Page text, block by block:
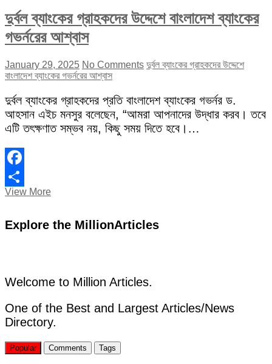
দুর্বল ব্যাংকের গ্রাহকদের উদ্দেশে বাংলাদেশ ব্যাংকের
গভর্নরের আশ্বাস
January 29, 2025 No Comments দুর্বল ব্যাংকের গ্রাহকদের উদ্দেশে
বাংলাদেশ ব্যাংকের গভর্নরের আশ্বাস
দুর্বল ব্যাংকের গ্রাহকদের প্রতি বাংলাদেশ ব্যাংকের গভর্নর ড.
আহসান এইচ মনসুর বলেছেন, “আমরা আপনাদের উদ্ধার করব। তবে
এটি তৎক্ষণাত সম্ভব নয়, কিছু সময় দিতে হবে।…
Facebook
Share
View Moreদুর্বল
উদ্দেশে
Explore the MillionArticles
Welcome to Million Articles.
One of the Best and Largest Articles/News
Directory.
Popular Comments Tags